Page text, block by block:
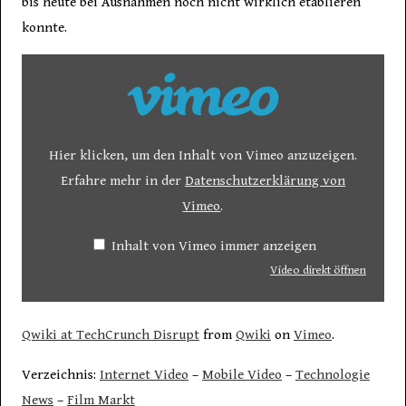
konnte.
Hier klicken, um den Inhalt von Vimeo anzuzeigen.
Erfahre mehr in der Datenschutzerklärung von
Vimeo.
Inhalt von Vimeo immer anzeigen
Video direkt öffnen
Qwiki at TechCrunch Disruptfrom Qwiki on Vimeo.
Verzeichnis: Internet Video – Mobile Video – Technologie
News – Film Markt